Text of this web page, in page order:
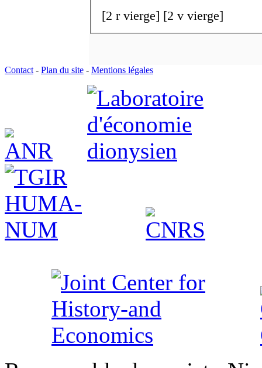
[2 rvierge] [2 v vierge]
Contact - Plan du site - Mentions légales